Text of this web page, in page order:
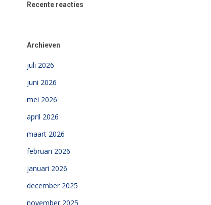
Recente reacties
Archieven
juli 2026
juni 2026
mei 2026
april 2026
maart 2026
februari 2026
januari 2026
december 2025
november 2025